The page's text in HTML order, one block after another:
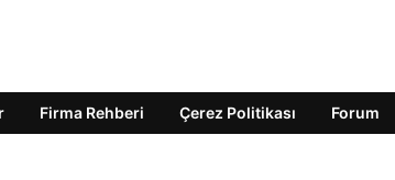
Firma Rehberi Çerez Politikası Forum